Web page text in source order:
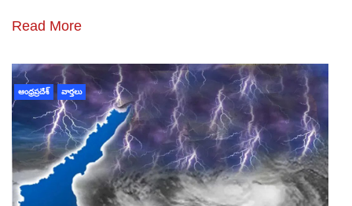
Read More
ఆంధ్రప్రదేశ్ వార్తలు